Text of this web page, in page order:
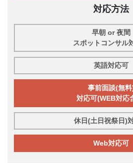
対応方法
早朝 or 夜間
スポットコンサル
英語対応可
事前面談(無料
対応可(WEB対応
休日(土日祝祭日)
Web対応可